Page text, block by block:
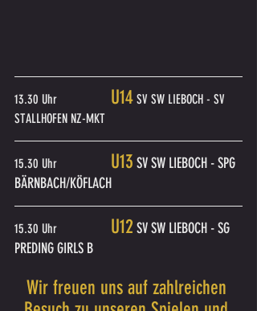
U14 SV SW LIEBOCH - SV
STALLHOFEN NZ-MKT
U13 SV SW LIEBOCH - SPG
BÄRNBACH/KÖFLACH
U12 SV SW LIEBOCH - SG
PREDING GIRLS B
Wir freuen uns auf zahlreichen